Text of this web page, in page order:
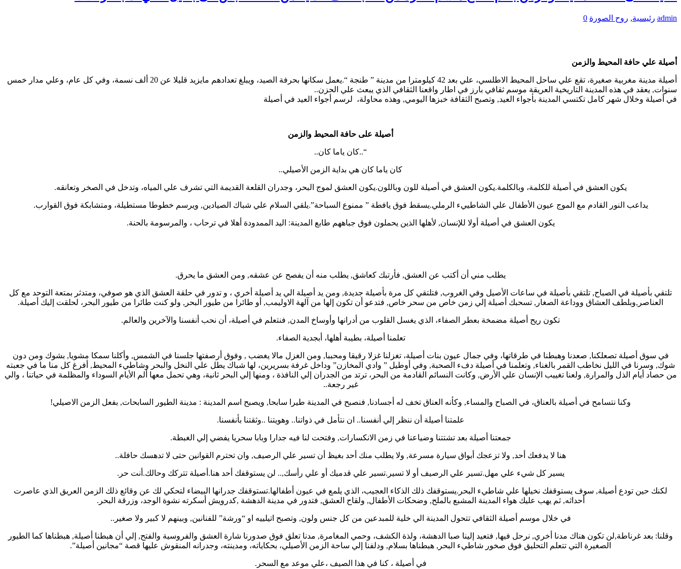
admin رئيسية, روح الصورة 0
أصيلة علي حافة المحيط والزمن
أصيلة مدينة مغربية صغيرة، تقع علي ساحل المحيط الاطلسي، علي بعد 42 كيلومترا من مدينة ” طنجة “.يعمل سكانها بحرفة الصيد، ويبلغ تعدادهم مايزيد قليلا عن 20 ألف نسمة، وفي كل عام، وعلي مدار خمس
سنوات, يعقد في هذه المدينة التاريخية العريقة موسم ثقافي بارز في اطار واقعنا الثقافي الذي يبعث علي الحزن..
في أصيلة وخلال شهر كامل تكتسي المدينة بأجواء العيد, وتصبح الثقافة خبزها اليومي, وهذه محاولة، لرسم أجواء العيد في أصيلة
أصيلة على حافة المحيط والزمن
“..كان ياما كان..
كان ياما كان هي بداية الزمن الأصيلي..
يكون العشق في أصيلة للكلمة، وبالكلمة.يكون العشق في أصيلة للون وباللون.يكون العشق لموج البحر، وجدران القلعة القديمة التي تشرف علي المياه، وتدخل في الصخر وتعانقه.
يداعب النور القادم مع الموج عيون الأطفال علي الشاطييء الرملي.يسقط فوق يافطة ” ممنوع السباحة”.يلقي السلام علي شباك الصيادين, ويرسم خطوطا مستطيلة، ومتشابكة فوق القوارب.
يكون العشق في أصيلة أولا للإنسان, لأهلها الذين يحملون فوق جباههم طابع المدينة: اليد الممدودة أهلا في ترحاب ، والمرسومة بالحنة.
يطلب مني أن أكتب عن العشق, فأرتبك كعاشق, يطلب منه أن يفصح عن عشقه, ومن العشق ما يحرق.
تلتقي بأصيلة في الصباح, تلتقي بأصيلة في ساعات الأصيل وفي الغروب, فتلتقي كل مرة بأصيلة جديدة, ومن يد أصيلة الي يد أصيلة أخري ، و تدور في حلقة العشق الذي هو صوفي، ومتدثر بمتعة التوحد مع كل
العناصر,وبلطف العشاق ووداعة الصغار, تسحبك أصيلة إلي زمن خاص من سحر خاص, فتدعو أن تكون إلها من آلهة الاوليمب, أو طائرا من طيور البحر, ولو كنت طائرا من طيور البحر، لحلقت إليك أصيلة.
تكون ريح أصيلة مضمخة بعطر الصفاء، الذي يغسل القلوب من أدرانها وأوساخ المدن, فنتعلم في أصيلة، أن نحب أنفسنا والآخرين والعالم.
تعلمنا أصيلة، بطيبة أهلها، أبجدية الصفاء.
في سوق أصيلة تصعلكنا, صعدنا وهبطنا في طرقاتها، وفي جمال عيون بنات أصيلة، تغزلنا غزلا رقيقا ومحببا, ومن الغزل مالا يغضب , وفوق أرصفتها جلسنا في الشمس, وأكلنا سمكا مشويا, بشوك ومن دون
شوك, وسرنا في الليل نخاطب القمر بالغناء, وتعلمنا في أصيلة دفء الصحبة, وفي أوطيل ” وادي المخازن” وداخل غرفة بسريرين، لها شباك يطل علي النخل والبحر وشاطيء المحيط, أفرغ كل منا ما في جعبته
من حصاد أيام الذل والمرارة, ولعنا تغييب الإنسان علي الأرض, وكانت النسائم القادمة من البحر، ترتد من الجدران إلي النافذة ، ومنها إلي البحر ثانية، وهي تحمل معها ألم الأيام السوداء والمظلمة في حياتنا ، والي
غير رجعة..
وكنا نتسامح في أصيلة بالعناق، في الصباح والمساء, وكأنه العناق تخف له أجسادنا, فنصبح في المدينة طيرا سابحا, ويصبح اسم المدينة : مدينة الطيور السابحات, بفعل الزمن الاصيلي!
علمتنا أصيلة أن ننظر إلي أنفسنا.. ان نتأمل في ذواتنا.. وهويتنا ..وثقتنا بأنفسنا.
جمعتنا أصيلة بعد تشتتنا وضياعنا في زمن الانكسارات, وفتحت لنا فيه جدارا وبابا سحريا يفضي إلي الغبطة.
هنا لا يدفعك أحد, ولا تزعجك أبواق سيارة مسرعة, ولا يطلب منك أحد بغيظ أن تسير علي الرصيف, وان تحترم القوانين حتى لا تدهسك حافلة..
يسير كل شيء علي مهل.تسير علي الرصيف أو لا تسير.تسير علي قدميك أو علي رأسك,.. لن يستوقفك أحد هنا.أصيلة تتركك وحالك.أنت حر.
لكنك حين تودع أصيلة, سوف يستوقفك نخيلها علي شاطيء البحر.يستوقفك ذلك الذكاء العجيب، الذي يلمع في عيون أطفالها.تستوقفك جدرانها البيضاء لتحكي لك عن وقائع ذلك الزمن العريق الذي عاصرت
أحداثه, ثم يهب عليك هواء المدينة المشبع بالملح, وضحكات الأطفال, ولقاح العشق, فتدور في مدينة الدهشة ,كدرويش أسكرته نشوة الوجد، وزرقة البحر.
في خلال موسم أصيلة الثقافي تتحول المدينة الي خلية للمبدعين من كل جنس ولون, وتصبح اتيلييه او “ورشة” للفنانين, وبينهم لا كبير ولا صغير..
وقلنا: بعد غرناطة,لن تكون هناك مدنا أخري, نرحل فيها, فتعيد إلينا صبا الدهشة، ولذة الكشف، وحمي المغامرة, مدنا تعلق فوق صدورنا شارة العشق والفروسية والفتح, إلي أن هبطنا أصيلة, هبطناها كما الطيور
الصغيرة التي تتعلم التحليق فوق صخور شاطيء البحر, هبطناها بسلام, ودلفنا إلي ساحة الزمن الأصيلي، بحكاياته، ومدينته، وجدرانه المنقوش عليها قصة “مجانين أصيلة”.
في أصيلة ، كنا في هذا الصيف ،علي موعد مع السحر.